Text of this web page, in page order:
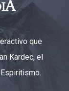
que
Kardec, el